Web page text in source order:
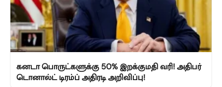
கனடா பொருட்களுக்கு 50% இறக்குமதி வரி! அதிபர்
டொனால்ட் டிரம்ப் அதிரடி அறிவிப்பு!